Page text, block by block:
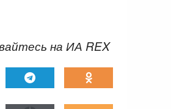
на ИА REX